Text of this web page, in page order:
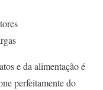
e da alimentação é
perfeitamente do